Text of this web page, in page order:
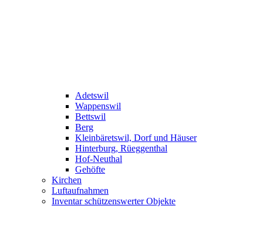
Adetswil
Wappenswil
Bettswil
Berg
Kleinbäretswil, Dorf und Häuser
Hinterburg, Rüeggenthal
Hof-Neuthal
Gehöfte
Kirchen
Luftaufnahmen
Inventar schützenswerter Objekte